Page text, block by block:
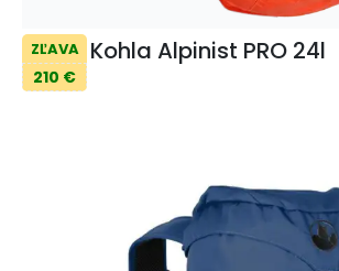
ZĽAVA
210 €
Kohla Alpinist PRO 24l